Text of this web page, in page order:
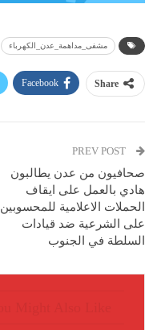
مشفى_مداهمة_عدن_الكهرباء
Share
Facebook
صحافيون من عدن يطالبون
هادي بالعمل على ايقاف
الحملات الاعلامية للمحسوبين
على الشرعية ضد قيادات
السلطة في الجنوب